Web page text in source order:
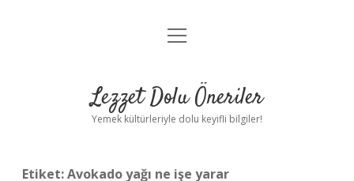
Anasayfa
Yasal Uyarı
menüyü
Lezzet Dolu Öneriler
Yemek kültürleriyle dolu keyifli bilgiler!
Etiket:Avokado yağı ne işe yarar